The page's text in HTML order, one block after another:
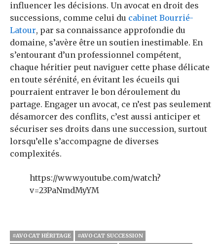
influencer les décisions. Un avocat en droit des
successions, comme celui du cabinet Bourrié-
Latour, par sa connaissance approfondie du
domaine, s’avère être un soutien inestimable. En
s’entourant d’un professionnel compétent,
chaque héritier peut naviguer cette phase délicate
en toute sérénité, en évitant les écueils qui
pourraient entraver le bon déroulement du
partage. Engager un avocat, ce n’est pas seulement
désamorcer des conflits, c’est aussi anticiper et
sécuriser ses droits dans une succession, surtout
lorsqu’elle s’accompagne de diverses
complexités.
https://www.youtube.com/watch?
v=23PaNmdMyYM
#AVOCAT HÉRITAGE
#AVOCAT SUCCESSION